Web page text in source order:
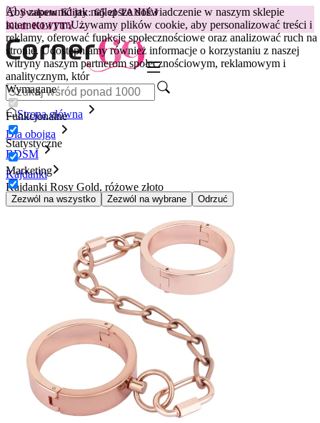
Aby zapewnić jak najlepsze doświadczenie w naszym sklepie
internetowym.Używamy plików cookie, aby personalizować treści i
reklamy, oferować funkcje społecznościowe oraz analizować ruch na
stronie. Udostępniamy również informacje o korzystaniu z naszej
witryny naszym partnerom społecznościowym, reklamowym i
analitycznym, któr
Wymagane
Funkcjonalne
Statystyczne
Marketing
Zezwól na wszystko Zezwól na wybrane Odrzuć
😽Svakom Klitty: 65 zł TANIEJ
Kod: KLITTY →
Strona główna
Dla obojga
BDSM
Kajdanki
Kajdanki Rosy Gold, różowe złoto